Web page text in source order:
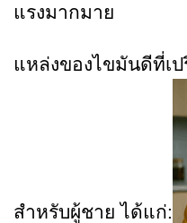
แรงมากมาย
แหล่งของไขมันดีที่เป
สำหรับผู้ชาย ได้แก่: